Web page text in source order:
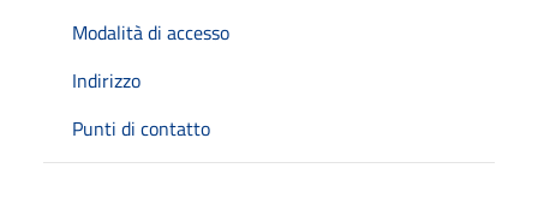
Modalità di accesso
Indirizzo
Punti di contatto